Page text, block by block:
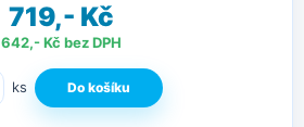
719,- Kč
642,- Kč bez DPH
ks